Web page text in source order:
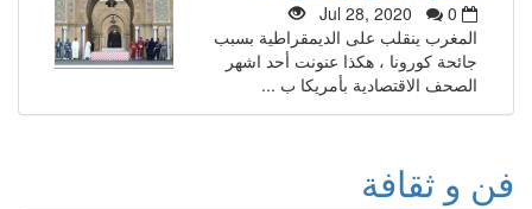
Jul 28, 2020
0
المغرب ينقلب على الديمقراطية بسبب
جائحة كورونا ، هكذا عنونت أحد اشهر
الصحف الاقتصادية بأمريكا ب ...
فن و ثقافة